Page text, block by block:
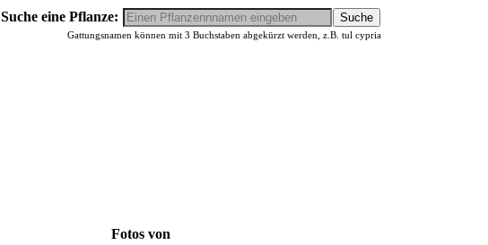
Suche eine Pflanze:
Gattungsnamen können mit 3 Buchstaben abgekürzt werden, z.B. tul cypria
Fotos von